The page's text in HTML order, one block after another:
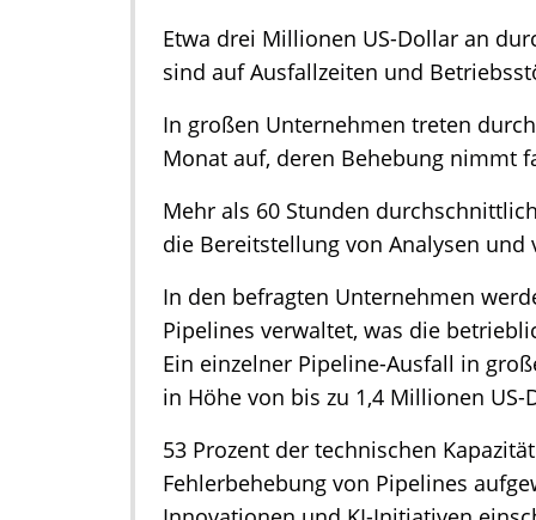
Etwa drei Millionen US-Dollar an
sind auf Ausfallzeiten und
In großen Unternehmen treten
Monat auf, deren Behebung nimmt
Mehr als 60 Stunden
die Bereitstellung von Analysen
In den befragten Unternehmen
Pipelines verwaltet, was die
Ein einzelner Pipeline-Ausfall in
in Höhe von bis zu 1,4 Millionen
53 Prozent der technischen
Fehlerbehebung von Pipelines